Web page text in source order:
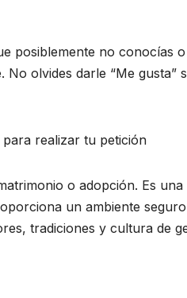
posiblemente no conocías
olvides darle “Me gusta”
realizar tu petición
o adopción. Es
un ambiente
tradiciones y cultura de